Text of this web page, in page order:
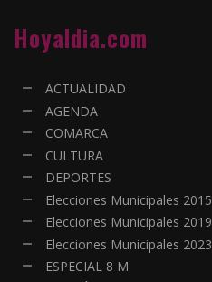
Hoyaldia.com
ACTUALIDAD
AGENDA
COMARCA
CULTURA
DEPORTES
Elecciones Municipales 2015
Elecciones Municipales 2019
Elecciones Municipales 2023
ESPECIAL 8 M